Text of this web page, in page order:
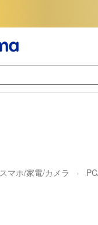
スマホ/家電/カメラ